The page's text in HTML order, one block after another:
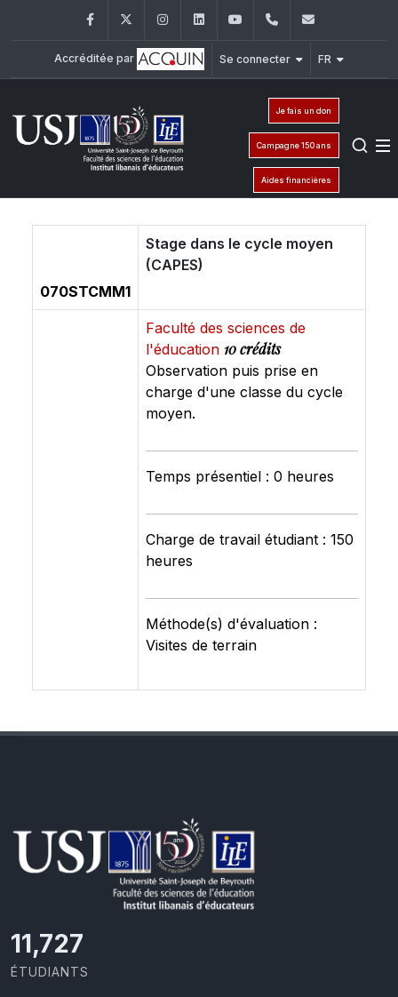
FacebookTwitter InstagramLinkedInYouTube+961 (1) 421 548
Accréditée par Se connecter FR
Je fais un don
Campagne 150 ans
Aides financières
070STCMM1
Stage dans le cycle moyen
(CAPES)
Faculté des sciences de
l'éducation 10 crédits
Observation puis prise en
charge d'une classe du cycle
moyen.
Temps présentiel : 0 heures
Charge de travail étudiant : 150
heures
Méthode(s) d'évaluation :
Visites de terrain
11,727
ÉTUDIANTS